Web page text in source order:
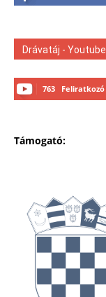
Drávatáj - Youtube
763 Feliratkozó
Támogató: